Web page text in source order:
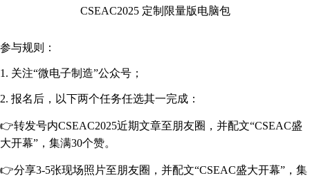
CSEAC2025 定制限量版电脑包
参与规则：
1. 关注“微电子制造”公众号；
2. 报名后，以下两个任务任选其一完成：
👉转发号内CSEAC2025近期文章至朋友圈，并配文“CSEAC盛
大开幕”，集满30个赞。
👉分享3-5张现场照片至朋友圈，并配文“CSEAC盛大开幕”，集